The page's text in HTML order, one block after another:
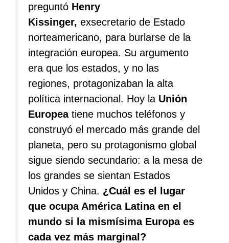
preguntó Henry
Kissinger, exsecretario de Estado
norteamericano, para burlarse de la
integración europea. Su argumento
era que los estados, y no las
regiones, protagonizaban la alta
política internacional. Hoy la Unión
Europeatiene muchos teléfonos y
construyó el mercado más grande del
planeta, pero su protagonismo global
sigue siendo secundario: a la mesa de
los grandes se sientan Estados
Unidos y China. ¿Cuál es el lugar
que ocupa América Latina en el
mundo si la mismísima Europa es
cada vez más marginal?